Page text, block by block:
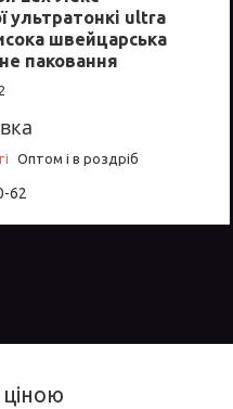
ультратонкі ultra
швейцарська
паковання
Оптом і в роздріб
62